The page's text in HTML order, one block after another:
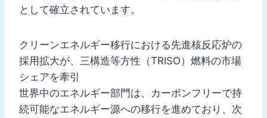
として確立されています。
クリーンエネルギー移行における先進核反応炉の
採用拡大が、三構造等方性（TRISO）燃料の市場
シェアを牽引
世界中のエネルギー部門は、カーボンフリーで持
続可能なエネルギー源への移行を進めており、次